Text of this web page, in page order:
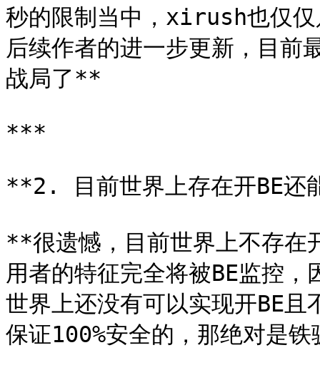
秒的限制当中，xirush也仅
后续作者的进一步更新，目
战局了**
***
**2. 目前世界上存在开BE还
**很遗憾，目前世界上不存在
用者的特征完全将被BE监控
世界上还没有可以实现开BE且
保证100%安全的，那绝对是